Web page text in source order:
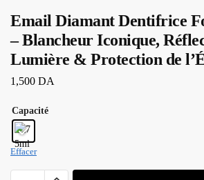
Email Diamant Dentifrice
– Blancheur Iconique,
Lumière & Protection de
1,500 DA
Capacité
Effacer